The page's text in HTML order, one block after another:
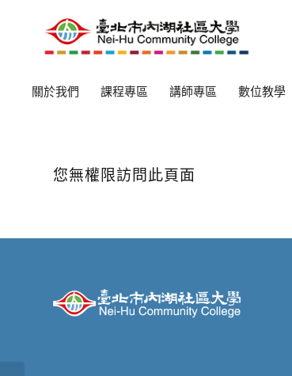
關於我們 課程專區 講師專區 數位教學
您無權限訪問此頁面